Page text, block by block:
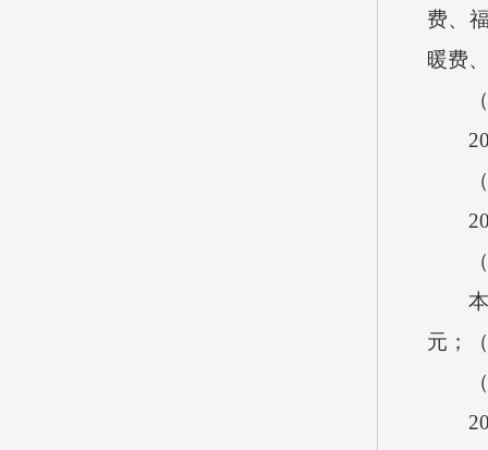
费、
暖费
（
（
（
本单
元；
（